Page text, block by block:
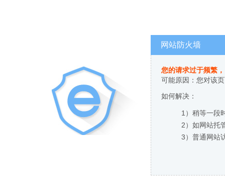
网站防火墙
您的请求过于频繁
可能原因：您对该
如何解决：
1）稍等一段
2）如网站托
3）普通网站